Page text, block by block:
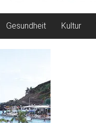
Gesundheit Kultur